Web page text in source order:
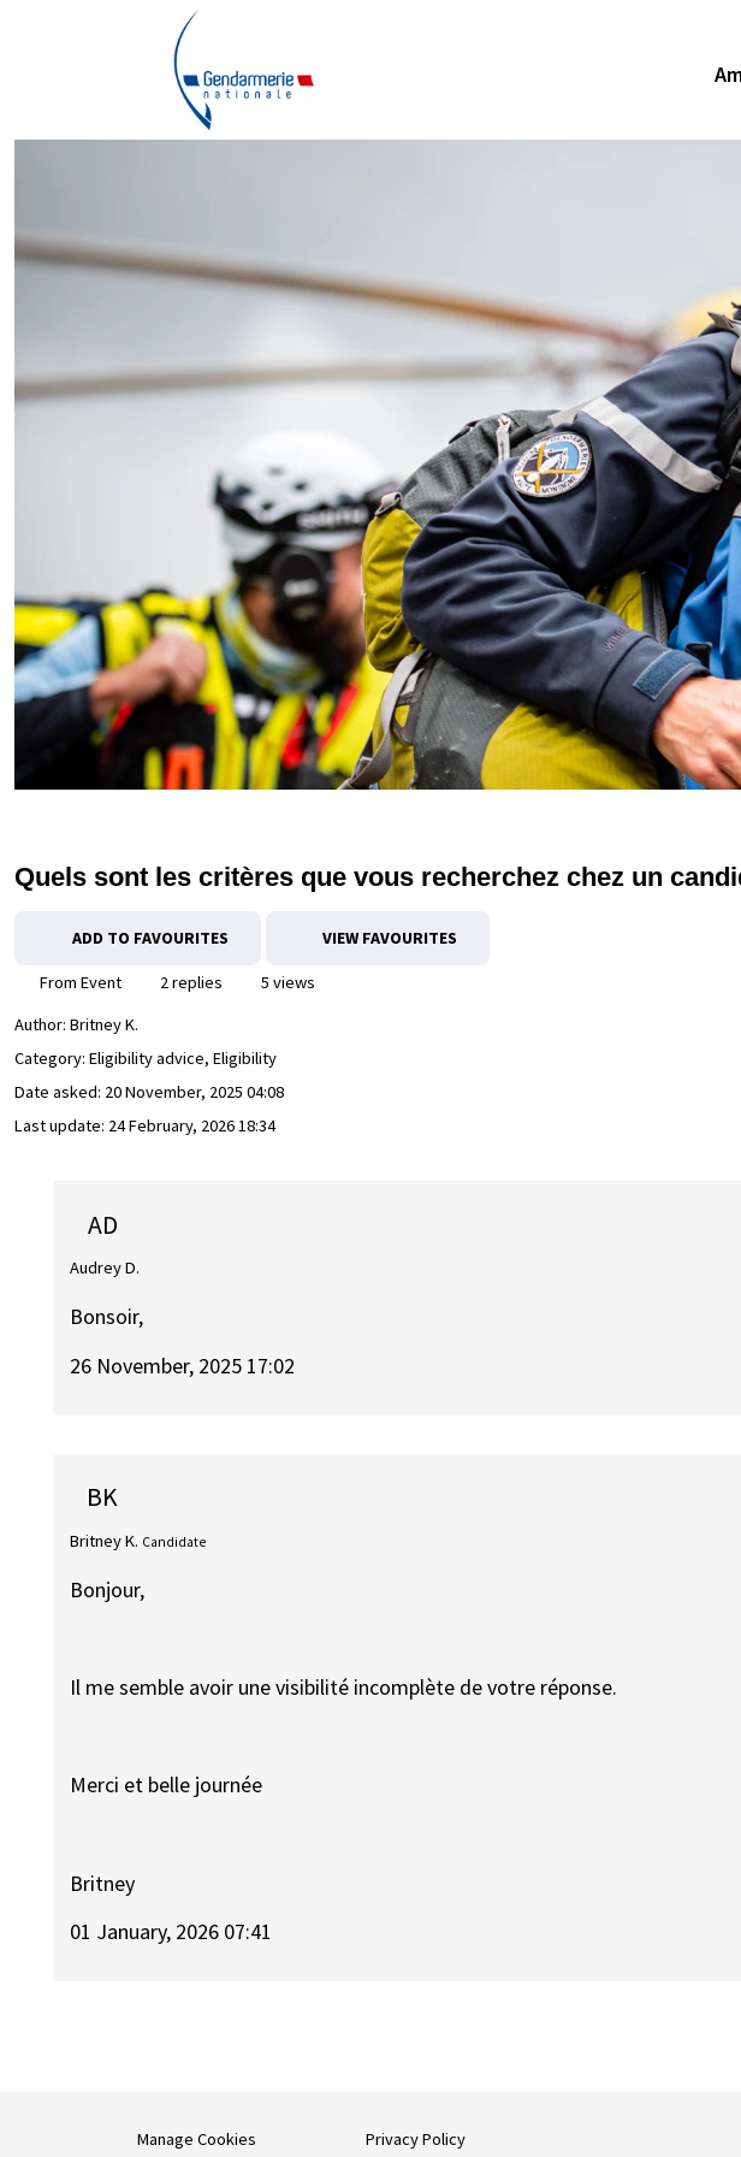
Quels sont les critères que vous recherchez chez un
ADD TO FAVOURITES VIEW FAVOURITES
From Event 2 replies
5 views
Author: Britney K.
Category: Eligibility advice, Eligibility
Date asked: 20 November, 2025 04:08
Last update: 24 February, 2026 18:34
AD
Audrey D.
Bonsoir,
26 November, 2025 17:02
BK
Britney K. Candidate
Bonjour,
Il me semble avoir une visibilité incomplète de votre réponse.
Merci et belle journée
Britney
01 January, 2026 07:41
Manage Cookies Privacy Policy